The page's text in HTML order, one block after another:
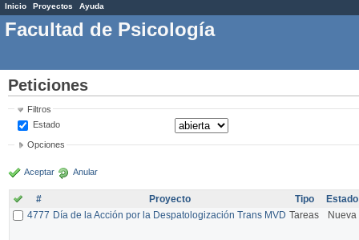
Inicio Proyectos Ayuda
Facultad de Psicología
Peticiones
Filtros
Estado
Opciones
Aceptar Anular
# Proyecto Tipo
Estado
4777 Día de la Acción por la Despatologización Trans MVD Tareas Nueva